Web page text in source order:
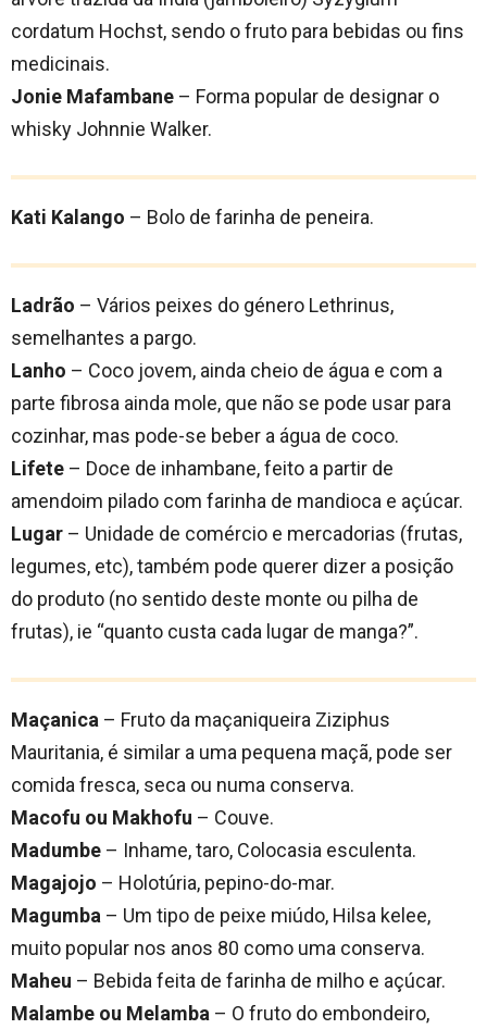
cordatum Hochst, sendo o fruto para bebidas ou fins
medicinais.
Jonie Mafambane – Forma popular de designar o
whisky Johnnie Walker.
Kati Kalango – Bolo de farinha de peneira.
Ladrão – Vários peixes do género Lethrinus,
semelhantes a pargo.
Lanho – Coco jovem, ainda cheio de água e com a
parte fibrosa ainda mole, que não se pode usar para
cozinhar, mas pode-se beber a água de coco.
Lifete – Doce de inhambane, feito a partir de
amendoim pilado com farinha de mandioca e açúcar.
Lugar – Unidade de comércio e mercadorias (frutas,
legumes, etc), também pode querer dizer a posição
do produto (no sentido deste monte ou pilha de
frutas), ie “quanto custa cada lugar de manga?”.
Maçanica – Fruto da maçaniqueira Ziziphus
Mauritania, é similar a uma pequena maçã, pode ser
comida fresca, seca ou numa conserva.
Macofu ou Makhofu – Couve.
Madumbe – Inhame, taro, Colocasia esculenta.
Magajojo – Holotúria, pepino-do-mar.
Magumba – Um tipo de peixe miúdo, Hilsa kelee,
muito popular nos anos 80 como uma conserva.
Maheu – Bebida feita de farinha de milho e açúcar.
Malambe ou Melamba – O fruto do embondeiro,